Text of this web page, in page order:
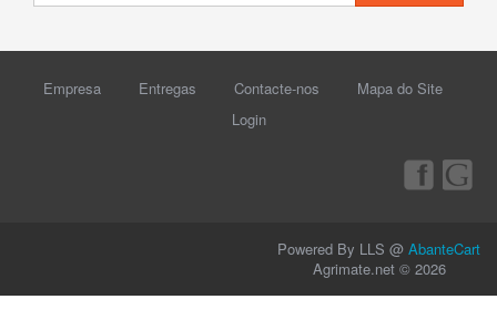
Empresa Entregas Contacte-nos
Mapa do Site
Login
Powered By LLS @ AbanteCart
Agrimate.net © 2026